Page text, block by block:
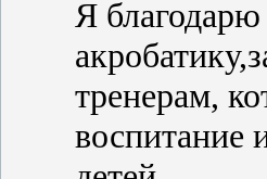
Я
тренерам,
воспитание